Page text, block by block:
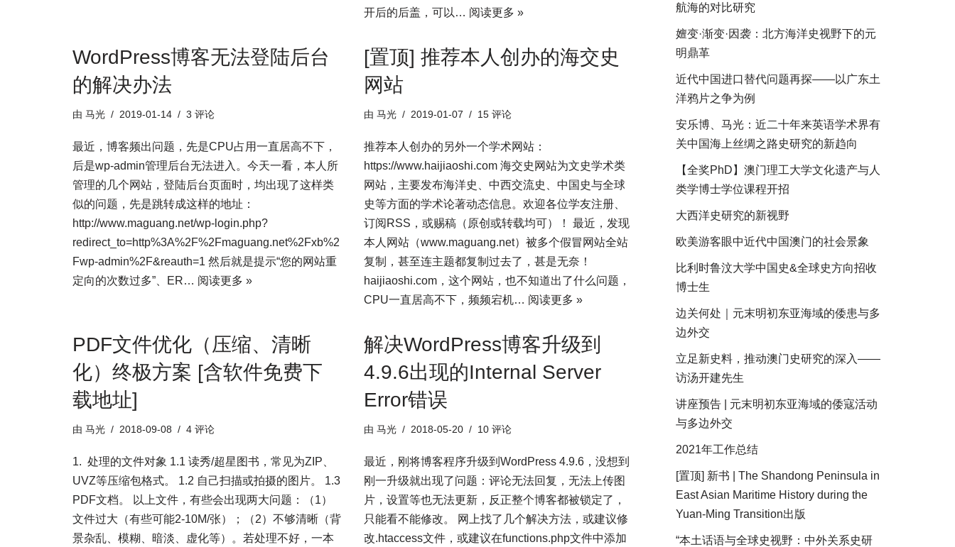
开后的后盖，可以… 阅读更多 »
WordPress博客无法登陆后台
的解决办法
由 马光 2019-01-14 3 评论
最近，博客频出问题，先是CPU占用一直居高不下，
后是wp-admin管理后台无法进入。今天一看，本人所
管理的几个网站，登陆后台页面时，均出现了这样类
似的问题，先是跳转成这样的地址：
http://www.maguang.net/wp-login.php?
redirect_to=http%3A%2F%2Fmaguang.net%2Fxb%2
Fwp-admin%2F&reauth=1 然后就是提示“您的网站重
定向的次数过多”、ER… 阅读更多 »
[置顶] 推荐本人创办的海交史
网站
由 马光 2019-01-07 15 评论
推荐本人创办的另外一个学术网站：
https://www.haijiaoshi.com 海交史网站为文史学术类
网站，主要发布海洋史、中西交流史、中国史与全球
史等方面的学术论著动态信息。欢迎各位学友注册、
订阅RSS，或赐稿（原创或转载均可）！ 最近，发现
本人网站（www.maguang.net）被多个假冒网站全站
复制，甚至连主题都复制过去了，甚是无奈！
haijiaoshi.com，这个网站，也不知道出了什么问题，
CPU一直居高不下，频频宕机… 阅读更多 »
PDF文件优化（压缩、清晰
化）终极方案 [含软件免费下
载地址]
由 马光 2018-09-08 4 评论
1. 处理的文件对象 1.1 读秀/超星图书，常见为ZIP、
UVZ等压缩包格式。 1.2 自己扫描或拍摄的图片。 1.3
PDF文档。 以上文件，有些会出现两大问题：（1）
文件过大（有些可能2-10M/张）；（2）不够清晰（背
景杂乱、模糊、暗淡、虚化等）。若处理不好，一本
解决WordPress博客升级到
4.9.6出现的Internal Server
Error错误
由 马光 2018-05-20 10 评论
最近，刚将博客程序升级到WordPress 4.9.6，没想到
刚一升级就出现了问题：评论无法回复，无法上传图
片，设置等也无法更新，反正整个博客都被锁定了，
只能看不能修改。 网上找了几个解决方法，或建议修
改.htaccess文件，或建议在functions.php文件中添加
航海的对比研究
嬗变·渐变·因袭：北方海洋史视野下的元
明鼎革
近代中国进口替代问题再探——以广东土
洋鸦片之争为例
安乐博、马光：近二十年来英语学术界有
关中国海上丝绸之路史研究的新趋向
【全奖PhD】澳门理工大学文化遗产与人
类学博士学位课程开招
大西洋史研究的新视野
欧美游客眼中近代中国澳门的社会景象
比利时鲁汶大学中国史&全球史方向招收
博士生
边关何处｜元末明初东亚海域的倭患与多
边外交
立足新史料，推动澳门史研究的深入——
访汤开建先生
讲座预告 | 元末明初东亚海域的倭寇活动
与多边外交
2021年工作总结
[置顶] 新书 | The Shandong Peninsula in
East Asian Maritime History during the
Yuan-Ming Transition出版
“本土话语与全球史视野：中外关系史研